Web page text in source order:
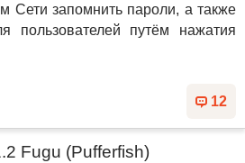
Сети запомнить пароли, а также
пользователей путём нажатия
12
Fugu (Pufferfish)